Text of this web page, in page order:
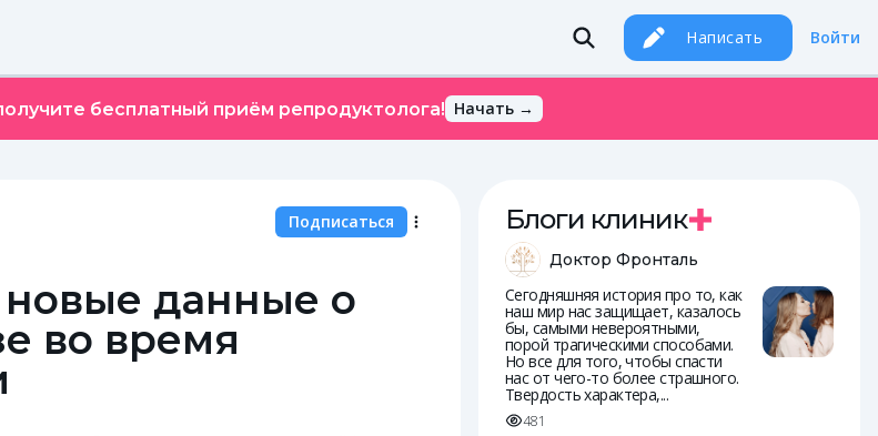
Написать Войти
бесплатный приём репродуктолога! Начать →
Подписаться
данные о
во время
Блоги клиник
Доктор Фронталь
Сегодняшняя история про то, как
наш мир нас защищает, казалось
бы, самыми невероятными,
порой трагическими способами.
Но все для того, чтобы спасти
нас от чего-то более страшного.
Твердость характера,...
481